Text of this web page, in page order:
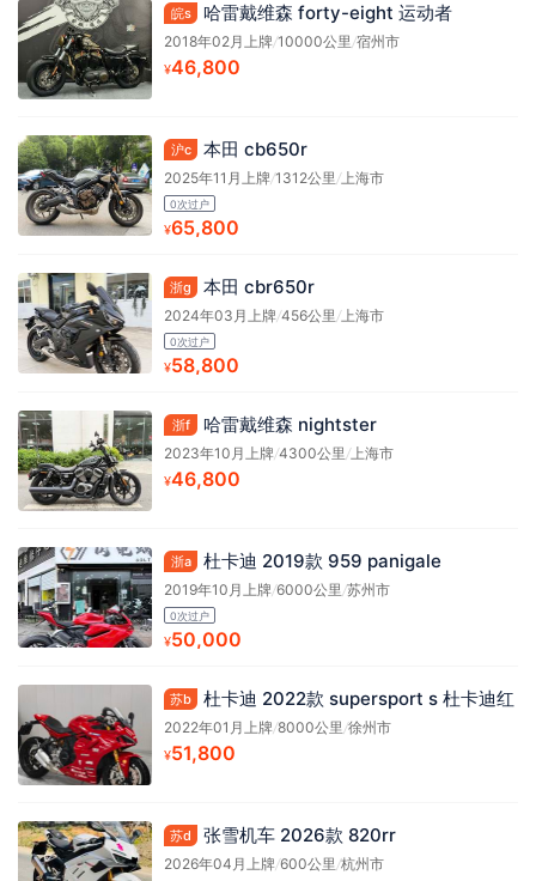
皖s 哈雷戴维森 forty-eight 运动者
2018年02月上牌/10000公里/宿州市
¥46,800
沪c 本田 cb650r
2025年11月上牌/1312公里/上海市
0次过户
¥65,800
浙g 本田 cbr650r
2024年03月上牌/456公里/上海市
0次过户
¥58,800
浙f 哈雷戴维森 nightster
2023年10月上牌/4300公里 /上海市
¥46,800
浙a 杜卡迪 2019款 959 panigale
2019年10月上牌/6000公里 /苏州市
0次过户
¥50,000
苏b 杜卡迪 2022款 supersport s 杜卡迪红
2022年01月上牌/8000公里 /徐州市
¥51,800
苏d 张雪机车 2026款 820rr
2026年04月上牌/600公里 /杭州市